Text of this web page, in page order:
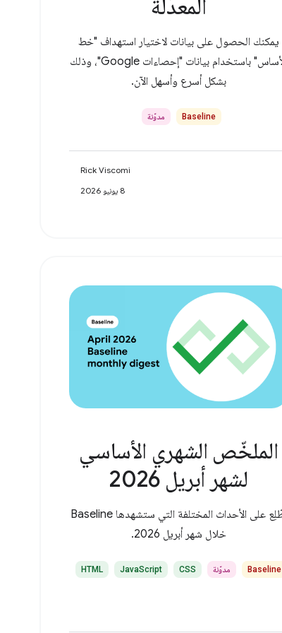
المعدَّلة
يمكنك الحصول على بيانات لاختيار استهداف "خط
الأساس" باستخدام بيانات "إحصاءات Google"، وذلك
بشكل أسرع وأسهل الآن.
Baseline مدوّنة
Rick Viscomi
8 يونيو 2026
الملخّص الشهري الأساسي
لشهر أبريل 2026
اطّلِع على الأحداث المختلفة التي ستشهدها Baseline
خلال شهر أبريل 2026.
Baseline مدوّنة CSS
JavaScript
HTML